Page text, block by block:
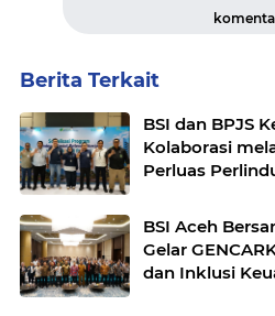
Berita Terkait
BSI dan BPJS
Kolaborasi
Perluas
BSI Aceh
Gelar
dan Inklusi